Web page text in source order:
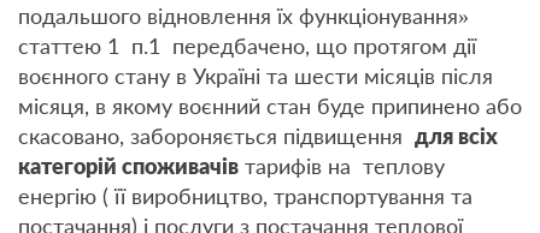
подальшого відновлення їх функціонування»
статтею 1 п.1 передбачено, що протягом дії
воєнного стану в Україні та шести місяців після
місяця, в якому воєнний стан буде припинено або
скасовано, забороняється підвищення для всіх
категорій споживачів тарифів на теплову
енергію ( її виробництво, транспортування та
постачання) і послуги з постачання теплової